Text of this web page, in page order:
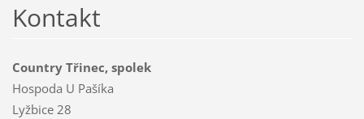
Kontakt
Country Třinec, spolek
Hospoda U Pašíka
Lyžbice 28